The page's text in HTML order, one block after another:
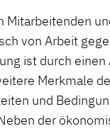
Mitarbeitenden
von Arbeit
ist durch
Merkmale
und
der